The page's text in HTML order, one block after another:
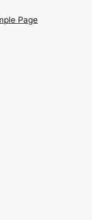
Page